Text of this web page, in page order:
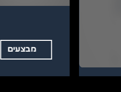
מבצעים